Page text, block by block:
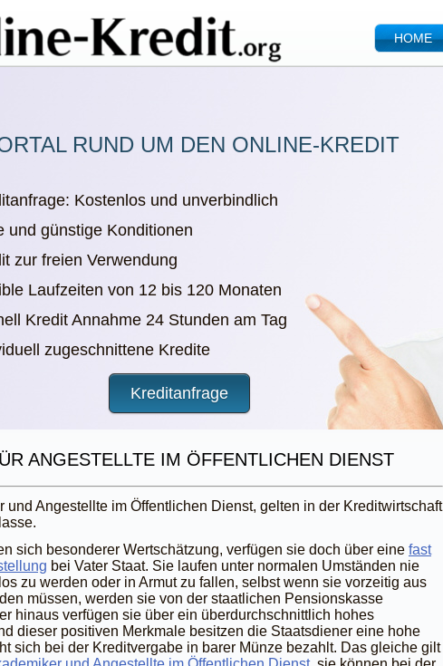
HOME
RUND UM DEN ONLINE-KREDIT
Kostenlos und unverbindlich
und günstige Konditionen
zur freien Verwendung
Laufzeiten von 12 bis 120 Monaten
Kredit Annahme 24 Stunden am Tag
zugeschnittene Kredite
Kreditanfrage
ANGESTELLTE IM ÖFFENTLICHEN DIENST
und Angestellte im Öffentlichen Dienst, gelten in der Kreditwirtschaft
sich besonderer Wertschätzung, verfügen sie doch über eine fast
bei Vater Staat. Sie laufen unter normalen Umständen nie
zu werden oder in Armut zu fallen, selbst wenn sie vorzeitig aus
müssen, werden sie von der staatlichen Pensionskasse
hinaus verfügen sie über ein überdurchschnittlich hohes
dieser positiven Merkmale besitzen die Staatsdiener eine hohe
sich bei der Kreditvergabe in barer Münze bezahlt. Das gleiche gilt